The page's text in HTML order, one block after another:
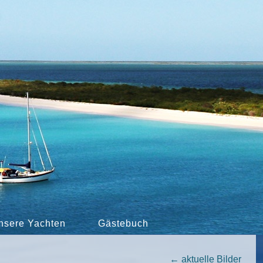
Yachten Gästebuch
← aktuelle Bilder